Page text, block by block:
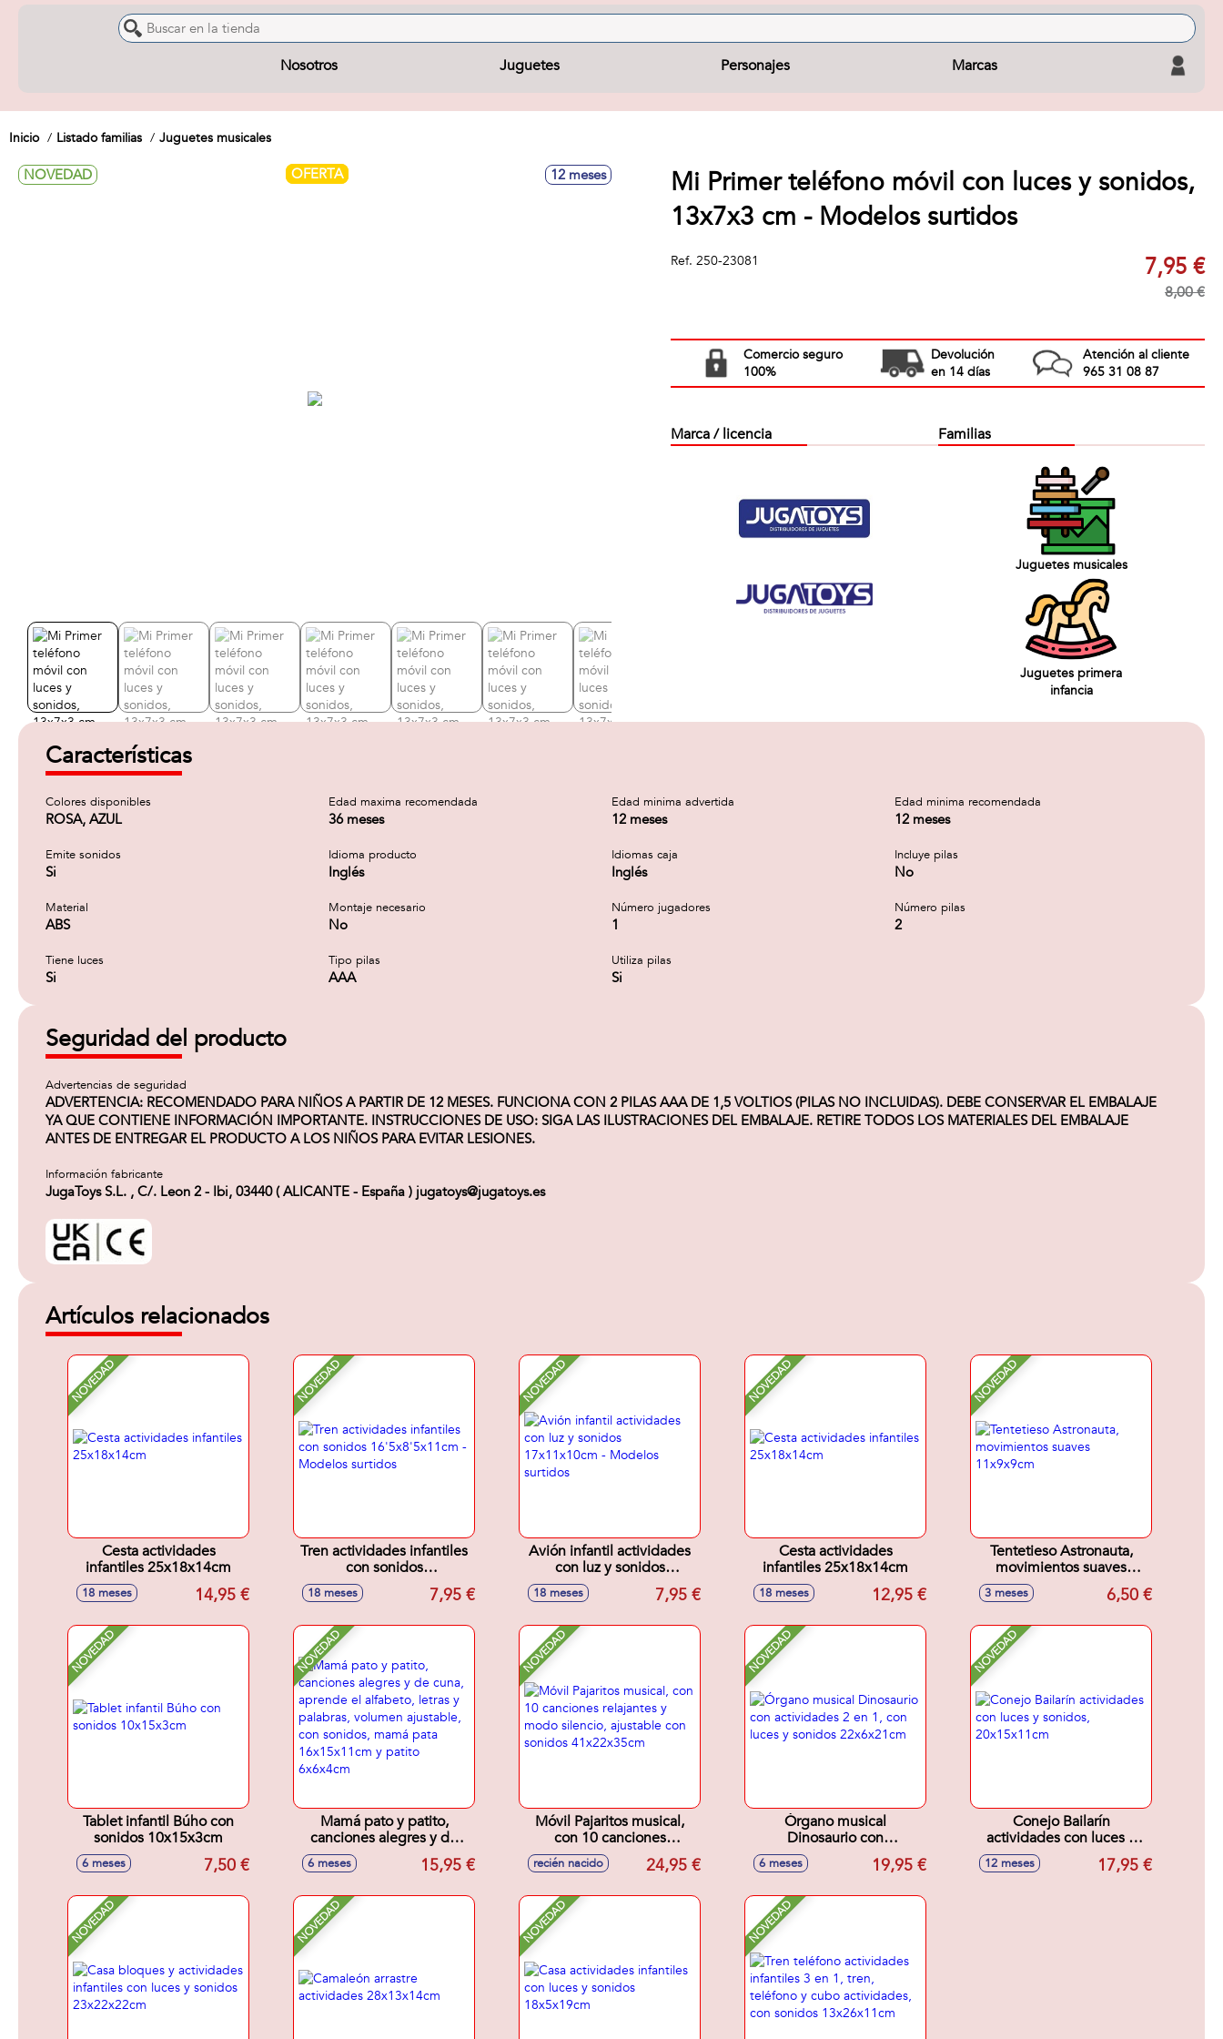
Nosotros Juguetes Personajes Marcas
Inicio Listado familias Juguetes musicales
NOVEDAD OFERTA 12 meses
Mi Primer teléfono móvil con luces y sonidos,
13x7x3 cm - Modelos surtidos
Ref. 250-23081 7,95 €
8,00 €
Comercio seguro
100%
Devolución
en 14 días
Atención al cliente
965 31 08 87
Marca / licencia Familias
Juguetes musicales
Juguetes primera
infancia
Características
Colores disponibles
ROSA, AZUL
Edad maxima recomendada
36 meses
Edad minima advertida
12 meses
Edad minima recomendada
12 meses
Emite sonidos
Si
Idioma producto
Inglés
Idiomas caja
Inglés
Incluye pilas
No
Material
ABS
Montaje necesario
No
Número jugadores
1
Número pilas
2
Tiene luces
Si
Tipo pilas
AAA
Utiliza pilas
Si
Seguridad del producto
Advertencias de seguridad
ADVERTENCIA: RECOMENDADO PARA NIÑOS A PARTIR DE 12 MESES. FUNCIONA CON 2 PILAS AAA DE 1,5 VOLTIOS (PILAS NO INCLUIDAS). DEBE CONSERVAR EL EMBALAJE
YA QUE CONTIENE INFORMACIÓN IMPORTANTE. INSTRUCCIONES DE USO: SIGA LAS ILUSTRACIONES DEL EMBALAJE. RETIRE TODOS LOS MATERIALES DEL EMBALAJE
ANTES DE ENTREGAR EL PRODUCTO A LOS NIÑOS PARA EVITAR LESIONES.
Información fabricante
JugaToys S.L. , C/. Leon 2 - Ibi, 03440 ( ALICANTE - España ) jugatoys@jugatoys.es
Artículos relacionados
NOVEDAD
Cesta actividades
infantiles 25x18x14cm
18 meses 14,95 €
NOVEDAD
Tren actividades infantiles
con sonidos
16'5x8'5x11cm - Modelos
surtidos
18 meses 7,95 €
NOVEDAD
Avión infantil actividades
con luz y sonidos
17x11x10cm - Modelos
surtidos
18 meses 7,95 €
NOVEDAD
Cesta actividades
infantiles 25x18x14cm
18 meses 12,95 €
NOVEDAD
Tentetieso Astronauta,
movimientos suaves
11x9x9cm
3 meses 6,50 €
NOVEDAD
Tablet infantil Búho con
sonidos 10x15x3cm
6 meses 7,50 €
NOVEDAD
Mamá pato y patito,
canciones alegres y de
cuna, aprende el alfabeto,
letras y palabras, volumen
mamá pata 16x15x11cm y
patito 6x6x4cm
6 meses 15,95 €
NOVEDAD
Móvil Pajaritos musical,
con 10 canciones
relajantes y modo silencio,
ajustable con sonidos
recién nacido 24,95 €
NOVEDAD
Órgano musical
Dinosaurio con
actividades 2 en 1, con
luces y sonidos
6 meses 19,95 €
NOVEDAD
Conejo Bailarín
actividades con luces y
sonidos, 20x15x11cm
12 meses 17,95 €
NOVEDAD NOVEDAD NOVEDAD NOVEDAD